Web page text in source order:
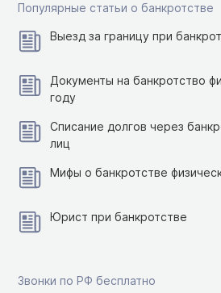
Популярные статьи о банкротстве
Выезд за границу при
Документы на банкротство
году
Списание долгов через
лиц
Мифы о банкротстве
Юрист при банкротстве
Звонки по РФ бесплатно